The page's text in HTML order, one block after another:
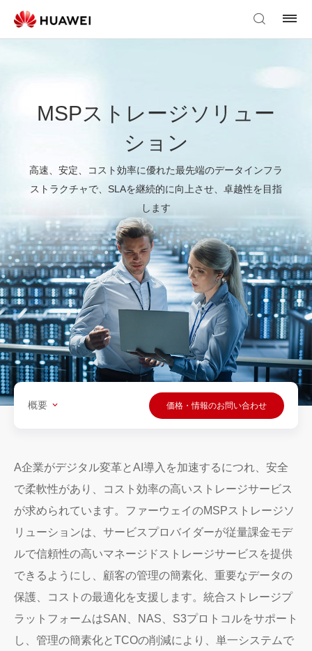
MSPストレージソリュー
ション
高速、安定、コスト効率に優れた最先端のデータインフラ
ストラクチャで、SLAを継続的に向上させ、卓越性を目指
します
概要 価格・情報のお問い合わせ
A企業がデジタル変革とAI導入を加速するにつれ、安全
で柔軟性があり、コスト効率の高いストレージサービス
が求められています。ファーウェイのMSPストレージソ
リューションは、サービスプロバイダーが従量課金モデ
ルで信頼性の高いマネージドストレージサービスを提供
できるようにし、顧客の管理の簡素化、重要なデータの
保護、コストの最適化を支援します。統合ストレージプ
ラットフォームはSAN、NAS、S3プロトコルをサポート
し、管理の簡素化とTCOの削減により、単一システムで